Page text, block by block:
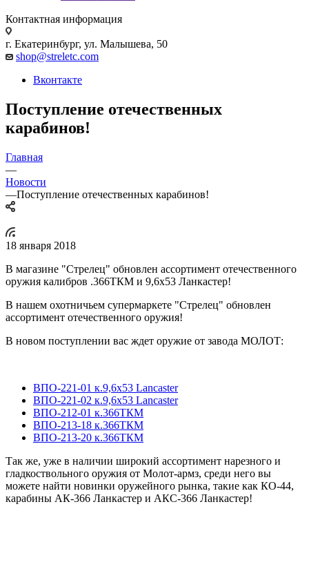
Контактная информация
г. Екатеринбург, ул. Малышева, 50
shop@streletc.com
Вконтакте
Поступление отечественных
карабинов!
Главная
—
Новости
—Поступление отечественных карабинов!
18 января 2018
В магазине "Стрелец" обновлен ассортимент отечественного
оружия калибров .366ТКМ и 9,6х53 Ланкастер!
В нашем охотничьем супермаркете "Стрелец" обновлен
ассортимент отечественного оружия!
В новом поступлении вас ждет оружие от завода МОЛОТ:
ВПО-221-01 к.9,6х53 Lancaster
ВПО-221-02 к.9,6х53 Lancaster
ВПО-212-01 к.366ТКМ
ВПО-213-18 к.366ТКМ
ВПО-213-20 к.366ТКМ
Так же, уже в наличии широкий ассортимент нарезного и
гладкоствольного оружия от Молот-армз, среди него вы
можете найти новинки оружейного рынка, такие как КО-44,
карабины АК-366 Ланкастер и АКС-366 Ланкастер!